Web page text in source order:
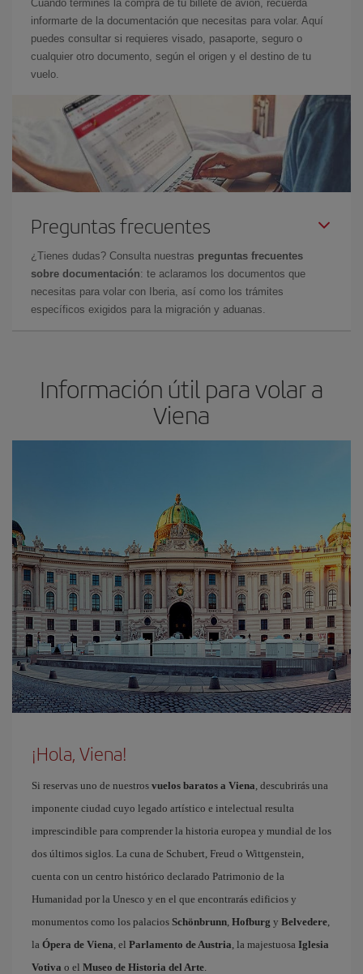
Cuando termines la compra de tu billete de avión, recuerda
informarte de la documentación que necesitas para volar. Aquí
puedes consultar si requieres visado, pasaporte, seguro o
cualquier otro documento, según el origen y el destino de tu
vuelo.
Preguntas frecuentes
¿Tienes dudas? Consulta nuestras preguntas frecuentes
sobre documentación: te aclaramos los documentos que
necesitas para volar con Iberia, así como los trámites
específicos exigidos para la migración y aduanas.
Información útil para volar a
Viena
¡Hola, Viena!
Si reservas uno de nuestros vuelos baratos a Viena, descubrirás una
imponente ciudad cuyo legado artístico e intelectual resulta
imprescindible para comprender la historia europea y mundial de los
dos últimos siglos. La cuna de Schubert, Freud o Wittgenstein,
cuenta con un centro histórico declarado Patrimonio de la
Humanidad por la Unesco y en el que encontrarás edificios y
monumentos como los palacios Schönbrunn, Hofburg y Belvedere,
la Ópera de Viena, el Parlamento de Austria, la majestuosa Iglesia
Votiva o el Museo de Historia del Arte.